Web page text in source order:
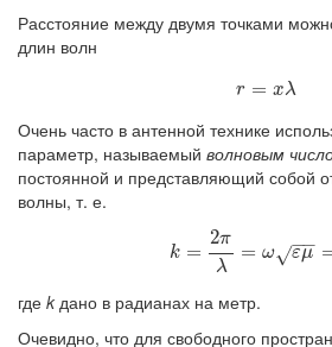
Расстояние между двумя точками
длин волн
r = xλ
(2.13) r=xλ
Очень часто в антенной технике
параметр, называемый волновым
постоянной и представляющий собой
волны, т. е.
k =
2π
λ
= ω εμ
−−
√
(2.14)k λ ωεμ
где k дано в радианах на метр.
Очевидно, что для свободного